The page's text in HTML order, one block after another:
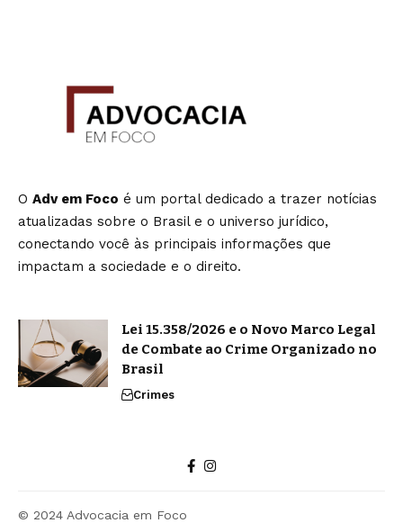
O Adv em Foco é um portal dedicado a trazer notícias
atualizadas sobre o Brasil e o universo jurídico,
conectando você às principais informações que
impactam a sociedade e o direito.
Lei 15.358/2026 e o Novo Marco Legal
de Combate ao Crime Organizado no
Brasil
Crimes
© 2024 Advocacia em Foco